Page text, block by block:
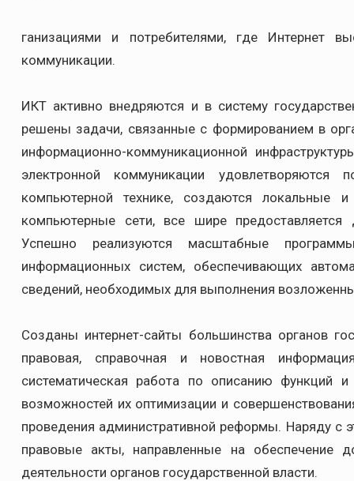
ганизациями и потребителями, где Интернет
коммуникации.
ИКТ активно внедряются и в систему
решены задачи, связанные с формированием в
информационно-коммуникационной
электронной коммуникации удовлетворяются
компьютерной технике, создаются локальные
компьютерные сети, все шире
Успешно реализуются масштабные
информационных систем, обеспечивающих
сведений, необходимых для выполнения
Созданы интернет-сайты большинства органов
правовая, справочная и новостная
систематическая работа по описанию функций и
возможностей их оптимизации и
проведения административной реформы. Наряду
правовые акты, направленные на обеспечение
деятельности органов государственной власти.